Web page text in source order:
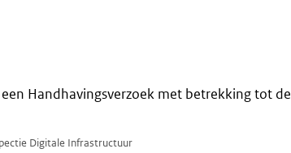
Handhavingsverzoek met betrekking tot de
Digitale Infrastructuur